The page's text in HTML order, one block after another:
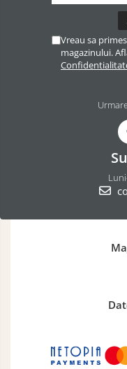
Vreau sa
magazinului.